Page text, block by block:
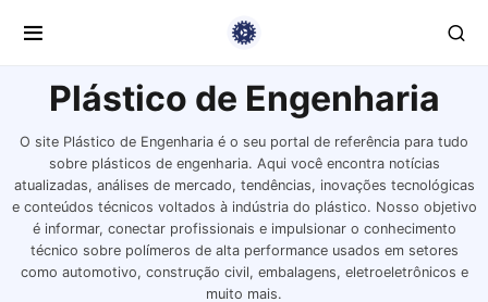
Plástico de Engenharia
O site Plástico de Engenharia é o seu portal de referência para tudo
sobre plásticos de engenharia. Aqui você encontra notícias
atualizadas, análises de mercado, tendências, inovações tecnológicas
e conteúdos técnicos voltados à indústria do plástico. Nosso objetivo
é informar, conectar profissionais e impulsionar o conhecimento
técnico sobre polímeros de alta performance usados em setores
como automotivo, construção civil, embalagens, eletroeletrônicos e
muito mais.